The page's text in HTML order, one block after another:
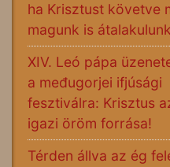
ha Krisztust követve
magunk is átalakulunk
XIV. Leó pápa
a međugorjei ifjúsági
fesztiválra: Krisztus
igazi öröm forrása!
Térden állva az ég